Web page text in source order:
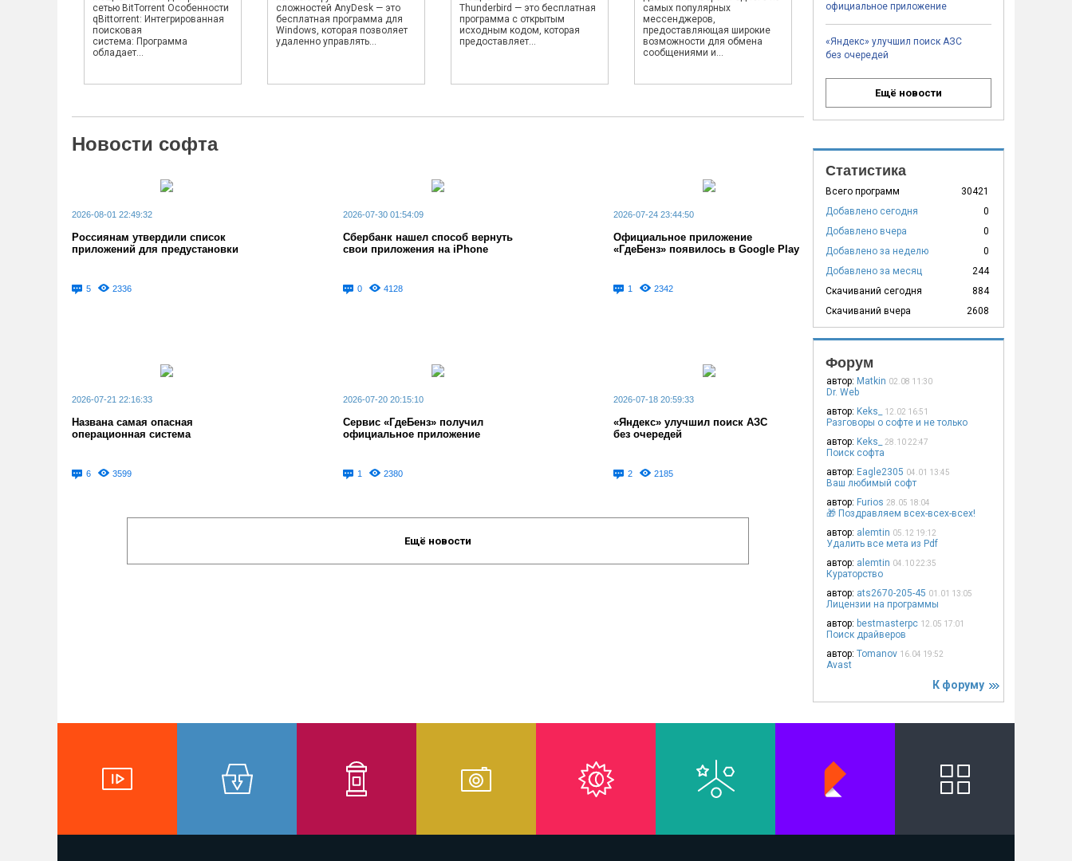
сетью BitTorrent Особенности
qBittorrent: Интегрированная
поисковая
система: Программа
обладает...
сложностей AnyDesk — это
бесплатная программа для
Windows, которая позволяет
удаленно управлять...
Thunderbird — это бесплатная
программа с открытым
исходным кодом, которая
предоставляет...
самых популярных
мессенджеров,
предоставляющая широкие
возможности для обмена
сообщениями и...
Новости софта
2026-08-01 22:49:32
Россиянам утвердили список
приложений для предустановки
5 2336
2026-07-30 01:54:09
Сбербанк нашел способ вернуть
свои приложения на iPhone
0 4128
2026-07-24 23:44:50
Официальное приложение
«ГдеБенз» появилось в Google Play
1 2342
2026-07-21 22:16:33
Названа самая опасная
операционная система
6 3599
2026-07-20 20:15:10
Сервис «ГдеБенз» получил
официальное приложение
1 2380
2026-07-18 20:59:33
«Яндекс» улучшил поиск АЗС
без очередей
2 2185
Ещё новости
официальное приложение
«Яндекс» улучшил поиск АЗС
без очередей
Ещё новости
Статистика
Всего программ
30421
Добавлено сегодня
0
Добавлено вчера
0
Добавлено за неделю
0
Добавлено за месяц
244
Скачиваний сегодня
884
Скачиваний вчера
2608
Форум
автор: Matkin 02.08 11:30
Dr. Web
автор: Keks_ 12.02 16:51
Разговоры о софте и не только
автор: Keks_ 28.10 22:47
Поиск софта
автор: Eagle2305 04.01 13:45
Ваш любимый софт
автор: Furios 28.05 18:04
🎁 Поздравляем всех-всех-всех!
автор: alemtin 05.12 19:12
Удалить все мета из Pdf
автор: alemtin 04.10 22:35
Кураторство
автор: ats2670-205-45 01.01 13:05
Лицензии на программы
автор: bestmasterpc 12.05 17:01
Поиск драйверов
автор: Tomanov 16.04 19:52
Avast
К форуму